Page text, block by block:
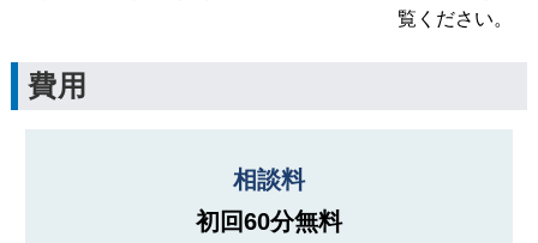
覧ください。
費用
相談料
初回60分無料